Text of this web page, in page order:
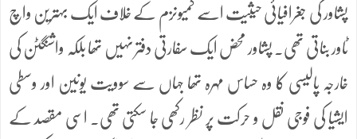
پشاور کی جغرافیائی حیثیت اسے کمیونزم کے خلاف ایک بہترین واچ
ٹاور بناتی تھی۔ پشاور محض ایک سفارتی دفتر نہیں تھا بلکہ واشنگٹن کی
خارجہ پالیسی کا وہ حساس مہرہ تھا جہاں سے سوویت یونین اور وسطی
ایشیا کی فوجی نقل و حرکت پر نظر رکھی جا سکتی تھی۔ اسی مقصد کے